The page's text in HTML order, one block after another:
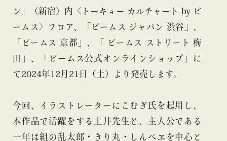
ン」（新宿）内〈トーキョー カルチャート by ビ
ームス〉フロア、「ビームス ジャパン 渋谷」、
「ビームス 京都」、「 ビームス ストリート 梅
田」、「ビームス公式オンラインショップ」に
て2024年12月21日（土）より発売します。
今回、イラストレーターにこむぎ氏を起用し、
本作品で活躍をする土井先生と、主人公である
一年は組の乱太郎・きり丸・しんべヱを中心と